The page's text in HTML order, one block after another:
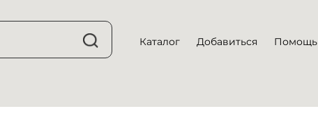
Каталог Добавиться Помощь